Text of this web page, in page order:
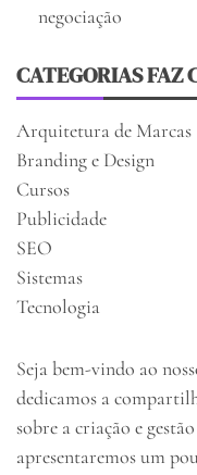
negociação
CATEGORIAS FAZ
Arquitetura de Marcas
Branding e Design
Cursos
Publicidade
SEO
Sistemas
Tecnologia
Seja bem-vindo ao
dedicamos a
sobre a criação e
apresentaremos um